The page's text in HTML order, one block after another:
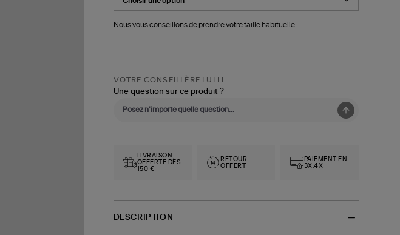
Nous vous conseillons de prendre votre taille habituelle.
VOTRE CONSEILLÈRE LULLI
Une question sur ce produit ?
LIVRAISON
OFFERTE DÈS
150 €
RETOUR
OFFERT
PAIEMENT EN
3X,4X
DESCRIPTION